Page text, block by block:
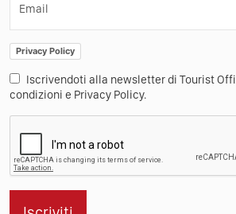
Email
Privacy Policy
Iscrivendoti alla newsletter di Tourist
condizioni e Privacy Policy.